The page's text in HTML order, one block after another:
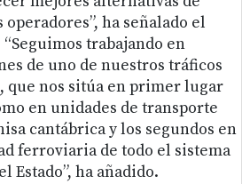
ha señalado el
trabajando en
de uno de nuestros tráficos
que nos sitúa en primer lugar
en unidades de transporte
cantábrica y los segundos en
ferroviaria de todo el sistema
Estado”, ha añadido.